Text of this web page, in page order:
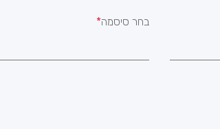
בחר סיסמה